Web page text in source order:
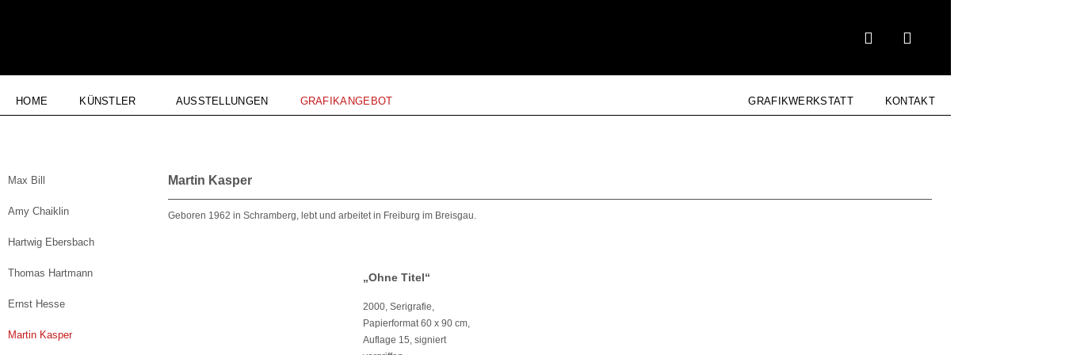
HOME KÜNSTLER AUSSTELLUNGEN GRAFIKANGEBOT GRAFIKWERKSTATT KONTAKT
Max Bill
Amy Chaiklin
Hartwig Ebersbach
Thomas Hartmann
Ernst Hesse
Martin Kasper
Martin Kasper
Geboren 1962 in Schramberg, lebt und arbeitet in Freiburg im Breisgau.
„Ohne Titel“
2000, Serigrafie,
Papierformat 60 x 90 cm,
Auflage 15, signiert